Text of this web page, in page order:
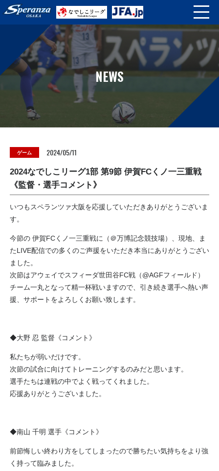
NEWS
ゲーム 2024/05/11
2024なでしこリーグ1部 第9節 伊賀FCくノ一三重戦
《監督・選手コメント》
いつもスペランツァ大阪を応援していただきありがとうございま
す。
今節の 伊賀FCくノ一三重戦に（＠万博記念競技場）、現地、ま
たLIVE配信での多くのご声援をいただき本当にありがとうござい
ました。
次節はアウェイでスフィーダ世田谷FC戦（@AGFフィールド）
チーム一丸となって精一杯戦いますので、引き続き選手へ熱い声
援、サポートをよろしくお願い致します。
◆大野 忍 監督《コメント》
私たちが弱いだけです。
次節の試合に向けてトレーニングするのみだと思います。
選手たちは連戦の中でよく戦ってくれました。
応援ありがとうございました。
◆南山 千明 選手《コメント》
前節悔しい終わり方をしてしまったので勝ちたい気持ちをより強
く持って臨みました。